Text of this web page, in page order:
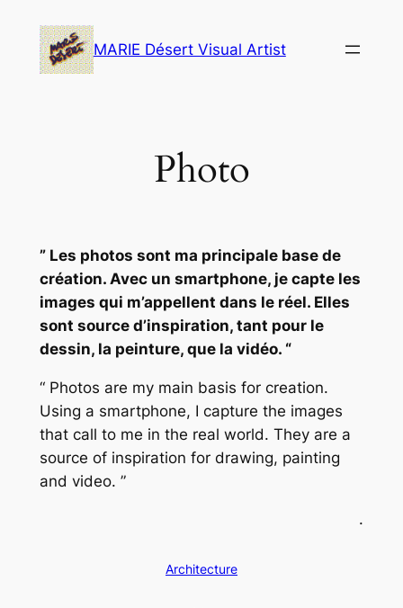
content
MARIE Désert Visual Artist
Photo
” Les photos sont ma principale base de
création. Avec un smartphone, je capte les
images qui m’appellent dans le réel. Elles
sont source d’inspiration, tant pour le
dessin, la peinture, que la vidéo. “
“Photos are my main basis for creation.
Using a smartphone, I capture the images
that call to me in the real world. They are a
source of inspiration for drawing, painting
and video. ”
.
Architecture